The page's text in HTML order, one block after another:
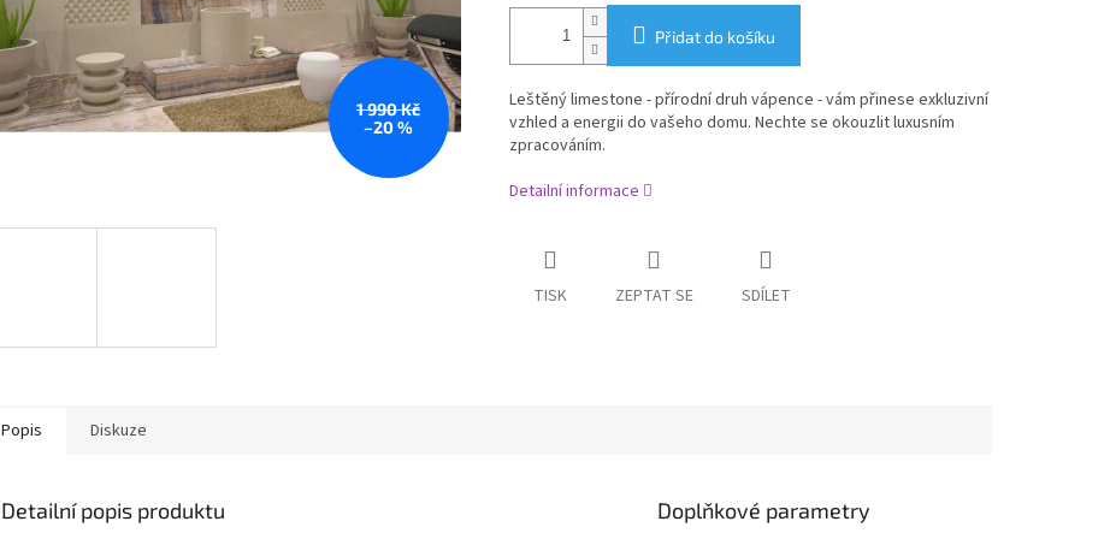
1 990 Kč
–20 %
Přidat do košíku
Leštěný limestone - přírodní druh vápence - vám přinese exkluzivní
vzhled a energii do vašeho domu. Nechte se okouzlit luxusním
zpracováním.
Detailní informace
TISK ZEPTAT SE SDÍLET
Popis Diskuze
Detailní popis produktu Doplňkové parametry